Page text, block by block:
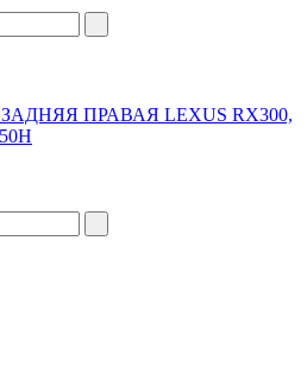
ПРАВАЯ LEXUS RX300,